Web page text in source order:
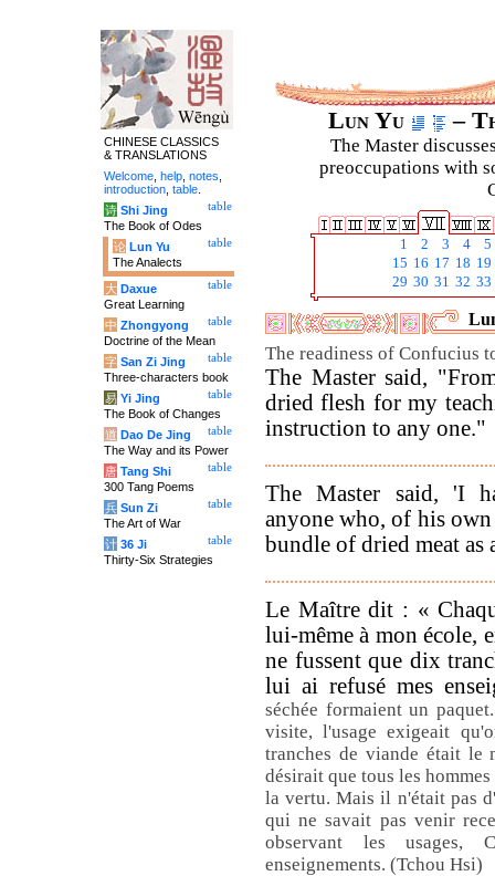
Lun Yu –
The Master
preoccupations with
1 2 3 4
5
15 16 17 18 19
29 30 31 32 33
The readiness of Confucius
The Master said,
dried flesh for my
instruction to any one."
The Master said, 'I
anyone who, of his own
bundle of dried meat as
Le Maître dit : «
lui-même à mon école,
ne fussent que dix
lui ai refusé mes
séchée formaient un
visite, l'usage exigeait
tranches de viande était le
désirait que tous les
la vertu. Mais il n'était pas
qui ne savait pas venir
observant les usages,
enseignements. (Tchou Hsi)
CHINESE CLASSICS
& TRANSLATIONS
Welcome help notes
introduction table
table
诗 Shi Jing
The Book of Odes
table
论 Lun Yu
The Analects
table
大 Daxue
Great Learning
table
中 Zhongyong
Doctrine of the Mean
table
字 San Zi Jing
Three-characters book
table
易 Yi Jing
The Book of Changes
table
道 Dao De Jing
The Way and its Power
table
唐 Tang Shi
300 Tang Poems
table
兵 Sun Zi
The Art of War
table
计 36 Ji
Thirty-Six Strategies